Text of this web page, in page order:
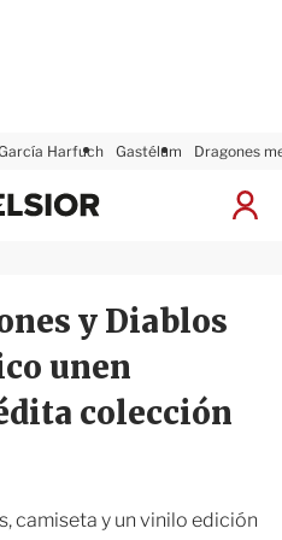
Harfuch Gastélum Dragones
I
x
s
r
y Diablos
unen
colección
camiseta y un vinilo edición